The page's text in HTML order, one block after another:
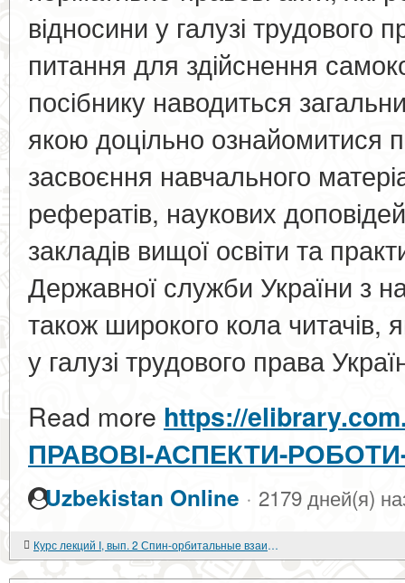
відносини у галузі
питання для здійснення
посібнику наводиться
якою доцільно ознайомитися
засвоєння навчального
рефератів, наукових
закладів вищої освіти та
Державної служби України з
також широкого кола читачів,
у галузі трудового права
Read more https://
ПРАВОВІ-АСПЕКТИ-
Uzbekistan Online · 2179 дней(я)
Курс лекций I, вып. 2 Спин-орбитальные взаимодействия при рассеянии протонов